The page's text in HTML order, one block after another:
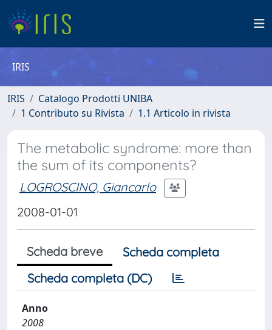
IRIS
IRIS
Catalogo Prodotti UNIBA
1 Contributo su Rivista
1.1 Articolo in rivista
The metabolic syndrome: more than
the sum of its components?
LOGROSCINO, Giancarlo
2008-01-01
Scheda breve
Scheda completa
Scheda completa (DC)
Anno
2008